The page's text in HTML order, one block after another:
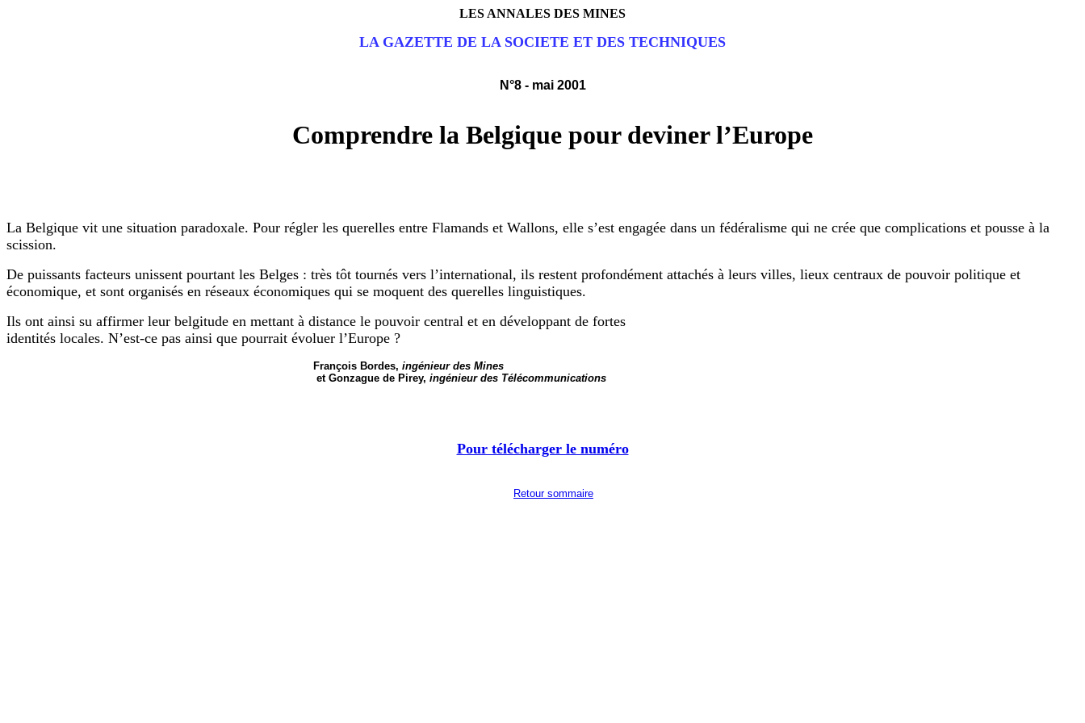
LES ANNALES DES MINES
LA GAZETTE DE LA SOCIETE ET DES TECHNIQUES
N°8 - mai 2001
Comprendre la Belgique pour deviner l’Europe
La Belgique vit une situation paradoxale. Pour régler les querelles entre Flamands et Wallons, elle s’est engagée dans un fédéralisme qui ne crée que complications et pousse à la
scission.
De puissants facteurs unissent pourtant les Belges : très tôt tournés vers l’international, ils restent profondément attachés à leurs villes, lieux centraux de pouvoir politique et
économique, et sont organisés en réseaux économiques qui se moquent des querelles linguistiques.
Ils ont ainsi su affirmer leur belgitude en mettant à distance le pouvoir central et en développant de fortes
identités locales. N’est-ce pas ainsi que pourrait évoluer l’Europe ?
François Bordes, ingénieur des Mines
et Gonzague de Pirey, ingénieur des Télécommunications
Pour télécharger le numéro
Retour sommaire